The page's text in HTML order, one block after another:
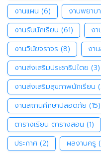
งานแผน (6) งานพยาบ
งานรับนักเรียน (61) งา
งานวินัยจราจร (8) งา
งานส่งเสริมประชาธิปไตย (3)
งานส่งเสริมสุขภาพนักเรียน
งานสถานศึกษาปลอดภัย (15)
ตารางเรียน ตารางสอน (1)
ประกาศ (2) ผลงานครู